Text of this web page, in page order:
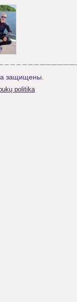
защищены.
politika